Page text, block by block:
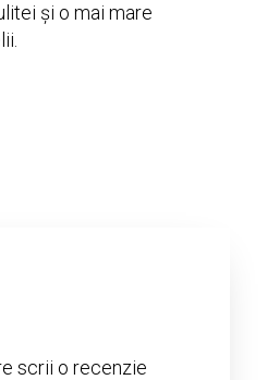
și o mai mare
scrii o recenzie